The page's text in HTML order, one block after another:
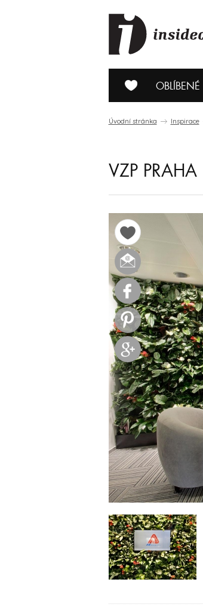
OBLÍBENÉ
Úvodní stránka Inspirace
VZP PRAHA